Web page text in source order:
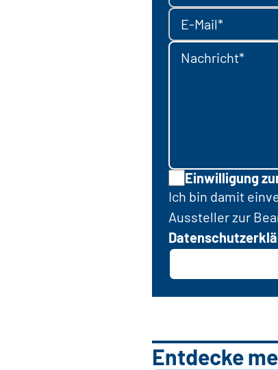
E-Mail*
Nachricht*
Einwilligung
Ich bin damit
Aussteller zur
Entdecke